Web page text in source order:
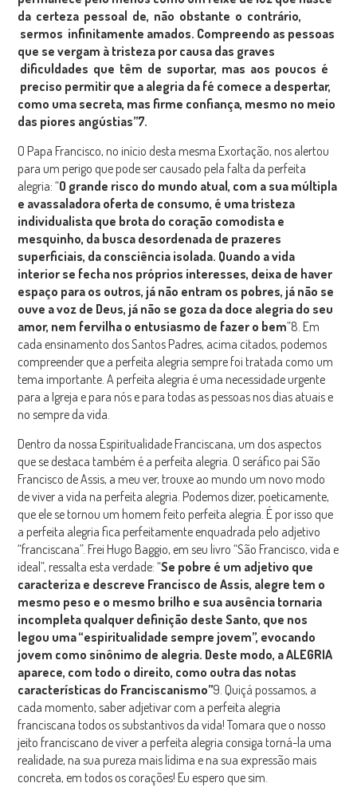
da certeza pessoal de, não obstante o contrário,
sermos infinitamente amados. Compreendo as pessoas
que se vergam à tristeza por causa das graves
dificuldades que têm de suportar, mas aos poucos é
preciso permitir que a alegria da fé comece a despertar,
como uma secreta, mas firme confiança, mesmo no meio
das piores angústias”7.
O Papa Francisco, no início desta mesma Exortação, nos alertou
para um perigo que pode ser causado pela falta da perfeita
alegria: “O grande risco do mundo atual, com a sua múltipla
e avassaladora oferta de consumo, é uma tristeza
individualista que brota do coração comodista e
mesquinho, da busca desordenada de prazeres
superficiais, da consciência isolada. Quando a vida
interior se fecha nos próprios interesses, deixa de haver
espaço para os outros, já não entram os pobres, já não se
ouve a voz de Deus, já não se goza da doce alegria do seu
amor, nem fervilha o entusiasmo de fazer o bem”8. Em
cada ensinamento dos Santos Padres, acima citados, podemos
compreender que a perfeita alegria sempre foi tratada como um
tema importante. A perfeita alegria é uma necessidade urgente
para a Igreja e para nós e para todas as pessoas nos dias atuais e
no sempre da vida.
Dentro da nossa Espiritualidade Franciscana, um dos aspectos
que se destaca também é a perfeita alegria. O seráfico pai São
Francisco de Assis, a meu ver, trouxe ao mundo um novo modo
de viver a vida na perfeita alegria. Podemos dizer, poeticamente,
que ele se tornou um homem feito perfeita alegria. É por isso que
a perfeita alegria fica perfeitamente enquadrada pelo adjetivo
“franciscana”. Frei Hugo Baggio, em seu livro “São Francisco, vida e
ideal”, ressalta esta verdade: “Se pobre é um adjetivo que
caracteriza e descreve Francisco de Assis, alegre tem o
mesmo peso e o mesmo brilho e sua ausência tornaria
incompleta qualquer definição deste Santo, que nos
legou uma “espiritualidade sempre jovem”, evocando
jovem como sinônimo de alegria. Deste modo, a ALEGRIA
aparece, com todo o direito, como outra das notas
características do Franciscanismo”9. Quiçá possamos, a
cada momento, saber adjetivar com a perfeita alegria
franciscana todos os substantivos da vida! Tomara que o nosso
jeito franciscano de viver a perfeita alegria consiga torná-la uma
realidade, na sua pureza mais lídima e na sua expressão mais
concreta, em todos os corações! Eu espero que sim.